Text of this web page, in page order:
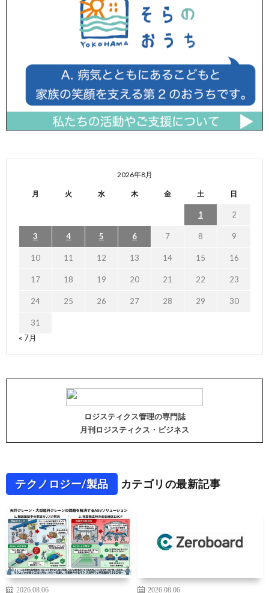
2026年8月
月 火 水 木 金 土 日
1 2
3 4 5 6 7 8 9
10 11 12 13 14 15 16
17 18 19 20 21 22 23
24 25 26 27 28 29 30
31
« 7月
ロジスティクス管理の専門誌
月刊ロジスティクス・ビジネス
テクノロジー/製品 カテゴリの最新記事
2026.08.06
2026.08.06